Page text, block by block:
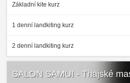
Základní kite kurz
1 denní landkiting kurz
2 denní landkiting kurz
SALON SAMUI - Thajské